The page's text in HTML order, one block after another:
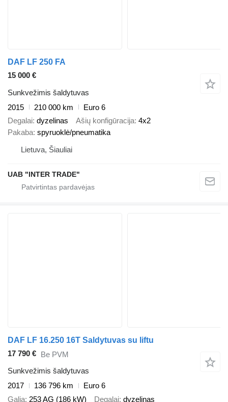
DAF LF 250 FA
15 000 €
Sunkvežimis šaldytuvas
2015
210 000 km
Euro 6
Degalai dyzelinas Ašių konfigūracija 4x2
Pakaba spyruoklė/pneumatika
Lietuva, Šiauliai
UAB "INTER TRADE"
DAF LF 16.250 16T Saldytuvas su liftu
17 790 € Be PVM
Sunkvežimis šaldytuvas
2017
136 796 km
Euro 6
Galia 253 AG (186 kW) Degalai dyzelinas